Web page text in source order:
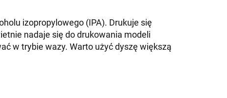
izopropylowego (IPA). Drukuje się
nadaje się do drukowania modeli
w trybie wazy. Warto użyć dyszę większą